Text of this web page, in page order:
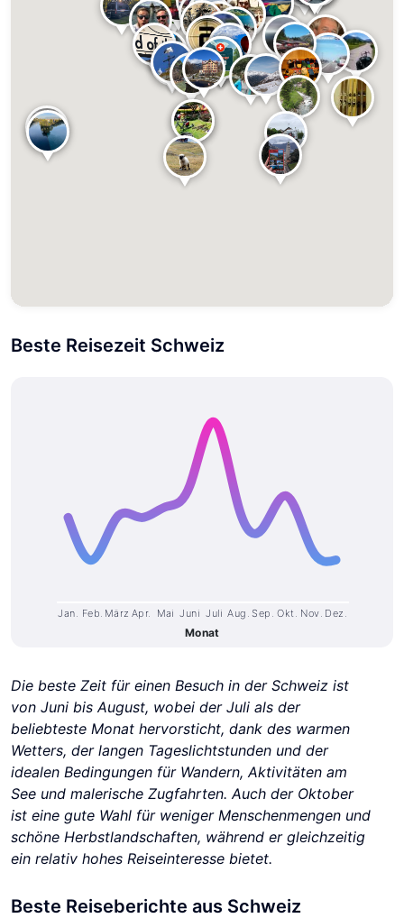
Beste Reisezeit Schweiz
Jan. Feb. März Apr. Mai Juni Juli Aug. Sep. Okt. Nov. Dez.
Monat
Die beste Zeit für einen Besuch in der Schweiz ist
von Juni bis August, wobei der Juli als der
beliebteste Monat hervorsticht, dank des warmen
Wetters, der langen Tageslichtstunden und der
idealen Bedingungen für Wandern, Aktivitäten am
See und malerische Zugfahrten. Auch der Oktober
ist eine gute Wahl für weniger Menschenmengen und
schöne Herbstlandschaften, während er gleichzeitig
ein relativ hohes Reiseinteresse bietet.
Beste Reiseberichte aus Schweiz